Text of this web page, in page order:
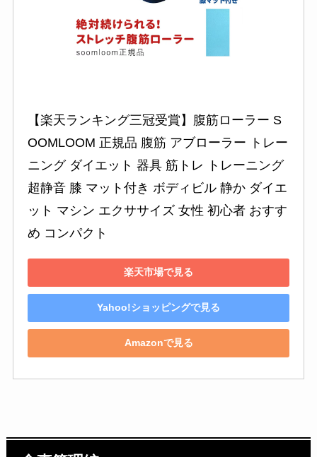
【楽天ランキング三冠受賞】腹筋ローラー S
OOMLOOM 正規品 腹筋 アブローラー トレー
ニング ダイエット 器具 筋トレ トレーニング
超静音 膝 マット付き ボディビル 静か ダイエ
ット マシン エクササイズ 女性 初心者 おすす
め コンパクト
楽天市場で見る
Yahoo!ショッピングで見る
Amazonで見る